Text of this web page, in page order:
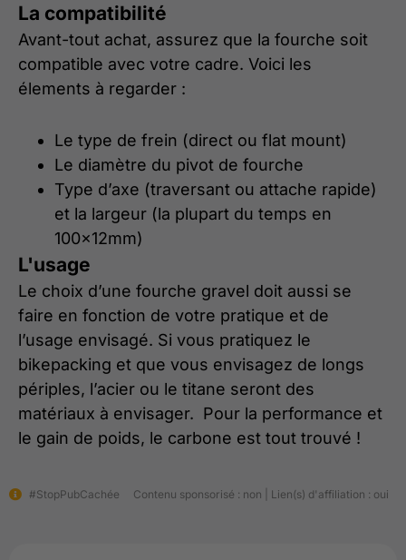
La compatibilité
Avant-tout achat, assurez que la fourche soit
compatible avec votre cadre. Voici les
élements à regarder :
Le type de frein (direct ou flat mount)
Le diamètre du pivot de fourche
Type d’axe (traversant ou attache rapide)
et la largeur (la plupart du temps en
100x12mm)
L'usage
Le choix d’une fourche gravel doit aussi se
faire en fonction de votre pratique et de
l’usage envisagé. Si vous pratiquez le
bikepacking et que vous envisagez de longs
périples, l’acier ou le titane seront des
matériaux à envisager. Pour la performance et
le gain de poids, le carbone est tout trouvé !
#StopPubCachée Contenu sponsorisé : non | Lien(s) d'affiliation : oui